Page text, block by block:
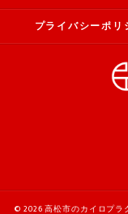
プライバシーポリ
© 2026 高松市のカイロプラ